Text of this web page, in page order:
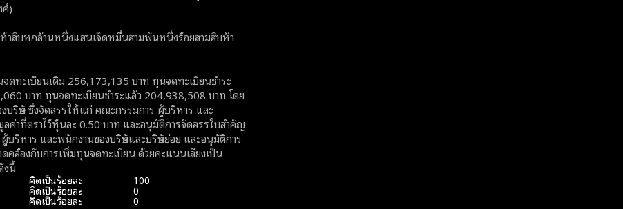
)
นหนึ่งแสนเจ็ดหมื่นสามพันหนึ่งร้อยสามสิบห้า
ะเบียนเดิม 256,173,135 บาท ทุนจดทะเบียนชำระ
บาท ทุนจดทะเบียนชำระแล้ว 204,938,508 บาท โดย
ริษัท ซึ่งจัดสรรให้แก่ คณะกรรมการ ผู้บริหาร และ
ค่าที่ตราไว้หุ้นละ 0.50 บาท และอนุมัติการจัดสรรใบสําคัญ
หาร และพนักงานของบริษัทและบริษัทย่อย และอนุมัติการ
ล้องกับการเพิ่มทุนจดทะเบียน ด้วยคะแนนเสียงเป็น
งนี้
คิดเป็นร้อยละ 100
คิดเป็นร้อยละ 0
คิดเป็นร้อยละ 0